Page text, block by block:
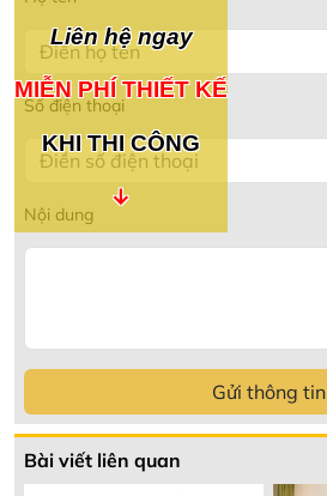
Liên hệ ngay
MIỄN PHÍ THIẾT KẾ
KHI THI CÔNG
↓
Số điện thoại
Nội dung
Gửi thông tin
Bài viết liên quan